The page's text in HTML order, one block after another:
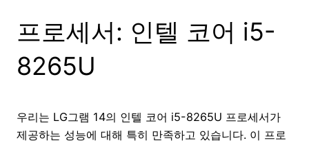
프로세서: 인텔 코어 i5-
8265U
우리는 LG그램 14의 인텔 코어 i5-8265U 프로세서가
제공하는 성능에 대해 특히 만족하고 있습니다. 이 프로